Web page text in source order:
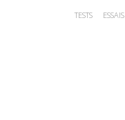
TESTS ESSAIS